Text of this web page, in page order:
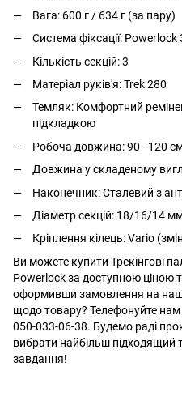
Вага: 600 г / 634 г (за пару)
Система фіксації: Powerlock
Кількість секцій: 3
Матеріал руків'я: Trek 280
Темляк: Комфортний
підкладкою
Робоча довжина:90 - 120
Довжина у складеному
Наконечник: Сталевий з
Діаметр секцій: 18/16/14
Кріплення кілець: Vario
Ви можете купити Трекінгові
Powerlock за доступною ціною
оформивши замовлення на
щодо товару? Телефонуйте
050-033-06-38. Будемо раді
вибрати найбільш підходящий
завдання!